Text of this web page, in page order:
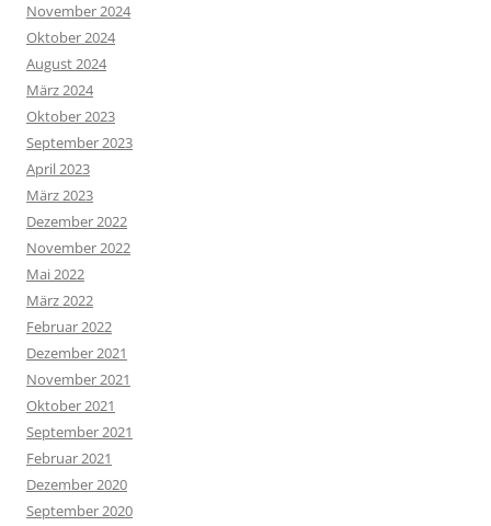
November 2024
Oktober 2024
August 2024
März 2024
Oktober 2023
September 2023
April 2023
März 2023
Dezember 2022
November 2022
Mai 2022
März 2022
Februar 2022
Dezember 2021
November 2021
Oktober 2021
September 2021
Februar 2021
Dezember 2020
September 2020